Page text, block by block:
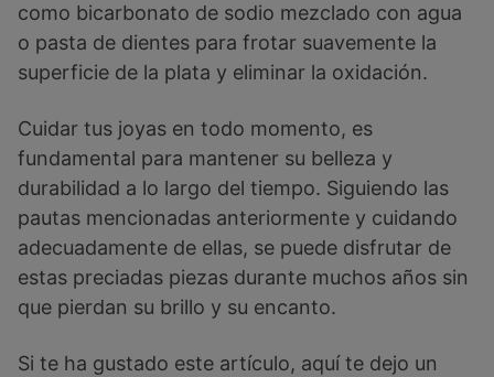
como bicarbonato de sodio mezclado con agua
o pasta de dientes para frotar suavemente la
superficie de la plata y eliminar la oxidación.
Cuidar tus joyas en todo momento, es
fundamental para mantener su belleza y
durabilidad a lo largo del tiempo. Siguiendo las
pautas mencionadas anteriormente y cuidando
adecuadamente de ellas, se puede disfrutar de
estas preciadas piezas durante muchos años sin
que pierdan su brillo y su encanto.
Si te ha gustado este artículo, aquí te dejo un